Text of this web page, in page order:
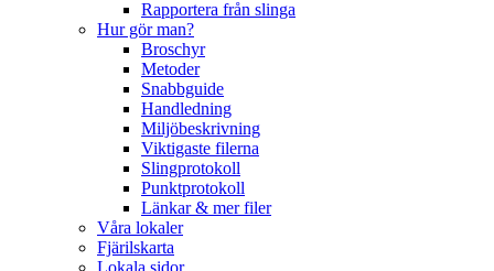
Rapportera från slinga
Hur gör man?
Broschyr
Metoder
Snabbguide
Handledning
Miljöbeskrivning
Viktigaste filerna
Slingprotokoll
Punktprotokoll
Länkar & mer filer
Våra lokaler
Fjärilskarta
Lokala sidor